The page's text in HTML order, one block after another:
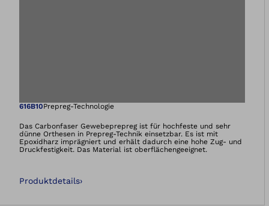
Öffnet das Bild
616B10Prepreg-Technologie
Das Carbonfaser Gewebeprepreg ist für hochfeste und sehr
dünne Orthesen in Prepreg-Technik einsetzbar. Es ist mit
Epoxidharz imprägniert und erhält dadurch eine hohe Zug- und
Druckfestigkeit. Das Material ist oberflächengeeignet.
Produktdetails›